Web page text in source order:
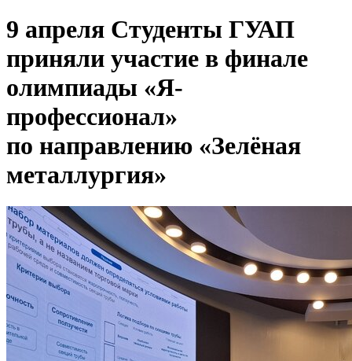
9 апреля Студенты ГУАП
приняли участие в финале
олимпиады «Я-
профессионал»
по направлению «Зелёная
металлургия»